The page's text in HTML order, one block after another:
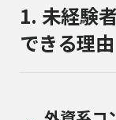
1. 未経験
できる理由